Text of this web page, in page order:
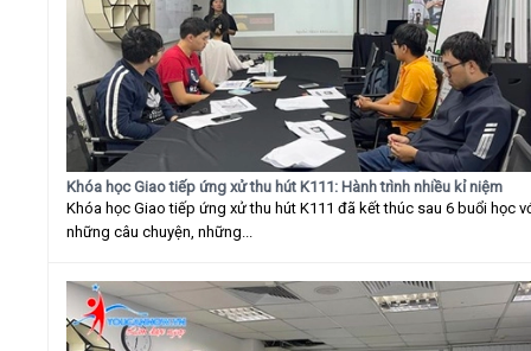
Khóa học Giao tiếp ứng xử thu hút K111: Hành trình nhiều kỉ niệm
Khóa học Giao tiếp ứng xử thu hút K111 đã kết thúc sau 6 buổi học
những câu chuyện, những...